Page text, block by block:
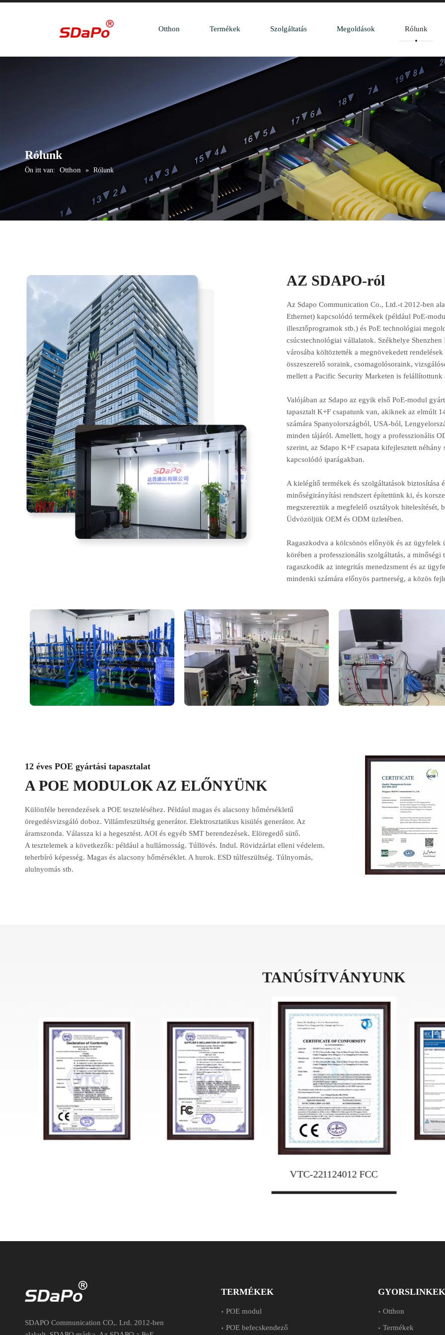
Otthon Termékek Szolgáltatás Megoldások Rólunk
Rólunk
Ön itt van: Otthon » Rólunk
AZ SDAPO-ról
Az Sdapo Communication Co., Ltd.-t 2012-ben
Ethernet) kapcsolódó termékek (például PoE-
illesztőprogramok stb.) és PoE technológiai
csúcstechnológiai vállalatok. Székhelye
városába költöztették a megnövekedett
összeszerelő soraink, csomagolósoraink,
mellett a Pacific Security Marketen is
Valójában az Sdapo az egyik első PoE-modul
tapasztalt K+F csapatunk van, akiknek az elmúlt
számára Spanyolországból, USA-ból,
minden tájáról. Amellett, hogy a professzionális
szerint, az Sdapo K+F csapata kifejlesztett
kapcsolódó iparágakban.
A kielégítő termékek és szolgáltatások
minőségirányítási rendszert építettünk ki, és
megszereztük a megfelelő osztályok hitelesítését,
Üdvözöljük OEM és ODM üzletében.
Ragaszkodva a kölcsönös előnyök és az
körében a professzionális szolgáltatás, a
ragaszkodik az integritás menedzsment és az
mindenki számára előnyös partnerség, a közös
12 éves POE gyártási tapasztalat
A POE MODULOK AZ ELŐNYÜNK
Különféle berendezések a POE teszteléséhez. Például magas és alacsony hőmérsékletű
öregedésvizsgáló doboz. Villámfeszültség generátor. Elektrosztatikus kisülés generátor. Az
áramszonda. Válassza ki a hegesztést. AOI és egyéb SMT berendezések. Elöregedő sütő.
A tesztelemek a következők: például a hullámosság. Túllövés. Indul. Rövidzárlat elleni védelem.
teherbíró képesség. Magas és alacsony hőmérséklet. A hurok. ESD túlfeszültség. Túlnyomás,
alulnyomás stb.
TANÚSÍTVÁNYUNK
VTC-221124012 FCC
SDAPO Communication CO,. Lrd. 2012-ben
TERMÉKEK
POE modul
POE befecskendező
GYORSLINKEK
Otthon
Termékek